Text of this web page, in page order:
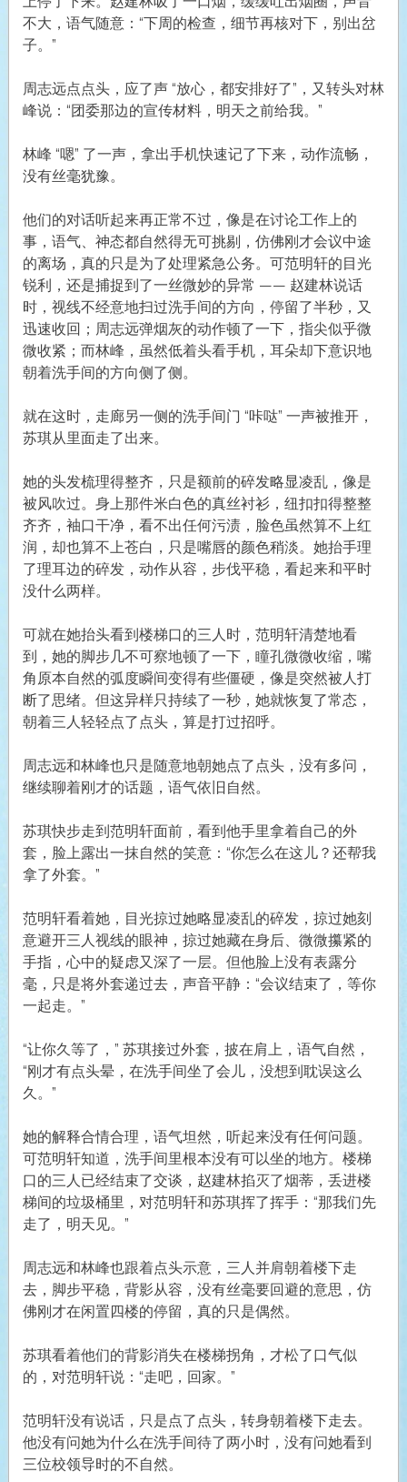
不大，语气随意：“下周的检查，细节再核对下，别出岔
子。”
周志远点点头，应了声 “放心，都安排好了”，又转头对林
峰说：“团委那边的宣传材料，明天之前给我。”
林峰 “嗯” 了一声，拿出手机快速记了下来，动作流畅，
没有丝毫犹豫。
他们的对话听起来再正常不过，像是在讨论工作上的
事，语气、神态都自然得无可挑剔，仿佛刚才会议中途
的离场，真的只是为了处理紧急公务。可范明轩的目光
锐利，还是捕捉到了一丝微妙的异常 —— 赵建林说话
时，视线不经意地扫过洗手间的方向，停留了半秒，又
迅速收回；周志远弹烟灰的动作顿了一下，指尖似乎微
微收紧；而林峰，虽然低着头看手机，耳朵却下意识地
朝着洗手间的方向侧了侧。
就在这时，走廊另一侧的洗手间门 “咔哒” 一声被推开，
苏琪从里面走了出来。
她的头发梳理得整齐，只是额前的碎发略显凌乱，像是
被风吹过。身上那件米白色的真丝衬衫，纽扣扣得整整
齐齐，袖口干净，看不出任何污渍，脸色虽然算不上红
润，却也算不上苍白，只是嘴唇的颜色稍淡。她抬手理
了理耳边的碎发，动作从容，步伐平稳，看起来和平时
没什么两样。
可就在她抬头看到楼梯口的三人时，范明轩清楚地看
到，她的脚步几不可察地顿了一下，瞳孔微微收缩，嘴
角原本自然的弧度瞬间变得有些僵硬，像是突然被人打
断了思绪。但这异样只持续了一秒，她就恢复了常态，
朝着三人轻轻点了点头，算是打过招呼。
周志远和林峰也只是随意地朝她点了点头，没有多问，
继续聊着刚才的话题，语气依旧自然。
苏琪快步走到范明轩面前，看到他手里拿着自己的外
套，脸上露出一抹自然的笑意：“你怎么在这儿？还帮我
拿了外套。”
范明轩看着她，目光掠过她略显凌乱的碎发，掠过她刻
意避开三人视线的眼神，掠过她藏在身后、微微攥紧的
手指，心中的疑虑又深了一层。但他脸上没有表露分
毫，只是将外套递过去，声音平静：“会议结束了，等你
一起走。”
“让你久等了，” 苏琪接过外套，披在肩上，语气自然，
“刚才有点头晕，在洗手间坐了会儿，没想到耽误这么
久。”
她的解释合情合理，语气坦然，听起来没有任何问题。
可范明轩知道，洗手间里根本没有可以坐的地方。楼梯
口的三人已经结束了交谈，赵建林掐灭了烟蒂，丢进楼
梯间的垃圾桶里，对范明轩和苏琪挥了挥手：“那我们先
走了，明天见。”
周志远和林峰也跟着点头示意，三人并肩朝着楼下走
去，脚步平稳，背影从容，没有丝毫要回避的意思，仿
佛刚才在闲置四楼的停留，真的只是偶然。
苏琪看着他们的背影消失在楼梯拐角，才松了口气似
的，对范明轩说：“走吧，回家。”
范明轩没有说话，只是点了点头，转身朝着楼下走去。
他没有问她为什么在洗手间待了两小时，没有问她看到
三位校领导时的不自然。